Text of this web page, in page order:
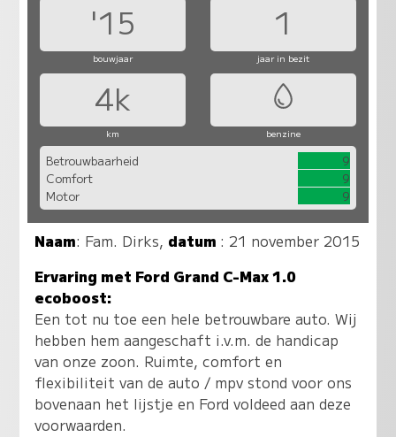
'15 1
bouwjaar jaar in bezit
4k
km benzine
Betrouwbaarheid
9
Comfort
9
Motor
9
Naam: Fam. Dirks, datum : 21 november 2015
Ervaring met Ford Grand C-Max 1.0
ecoboost:
Een tot nu toe een hele betrouwbare auto. Wij
hebben hem aangeschaft i.v.m. de handicap
van onze zoon. Ruimte, comfort en
flexibiliteit van de auto / mpv stond voor ons
bovenaan het lijstje en Ford voldeed aan deze
voorwaarden.